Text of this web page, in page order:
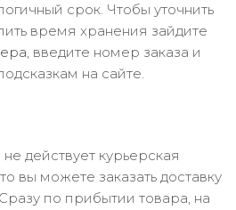
срок. Чтобы уточнить
время хранения зайдите
, введите номер заказа и
на сайте.
действует курьерская
вы можете заказать доставку
по прибытии товара, на